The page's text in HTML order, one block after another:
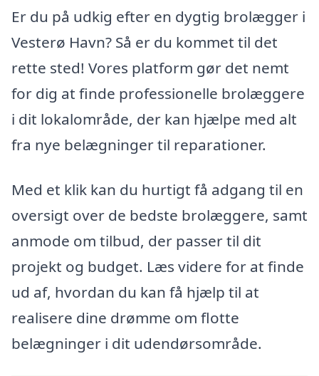
Er du på udkig efter en dygtig brolægger i
Vesterø Havn? Så er du kommet til det
rette sted! Vores platform gør det nemt
for dig at finde professionelle brolæggere
i dit lokalområde, der kan hjælpe med alt
fra nye belægninger til reparationer.
Med et klik kan du hurtigt få adgang til en
oversigt over de bedste brolæggere, samt
anmode om tilbud, der passer til dit
projekt og budget. Læs videre for at finde
ud af, hvordan du kan få hjælp til at
realisere dine drømme om flotte
belægninger i dit udendørsområde.